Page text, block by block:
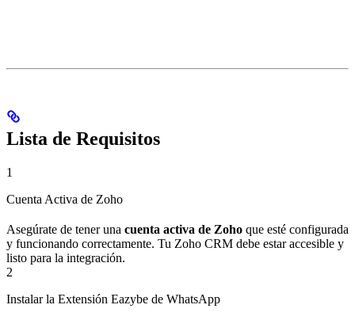
Lista de Requisitos
1
Cuenta Activa de Zoho
Asegúrate de tener una cuenta activa de Zoho que esté configurada
y funcionando correctamente. Tu Zoho CRM debe estar accesible y
listo para la integración.
2
Instalar la Extensión Eazybe de WhatsApp